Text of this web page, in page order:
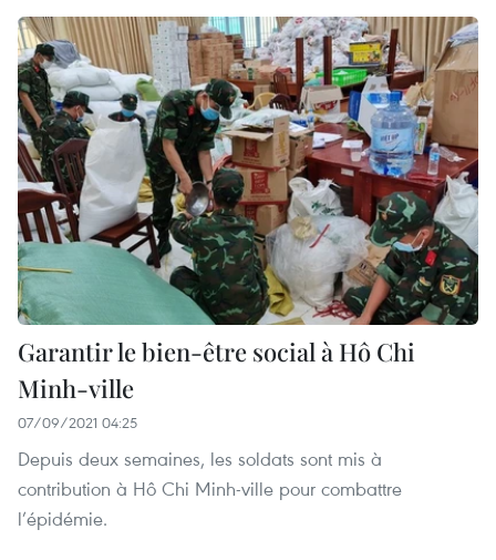
Garantir le bien-être social à Hô Chi
Minh-ville
07/09/2021 04:25
Depuis deux semaines, les soldats sont mis à
contribution à Hô Chi Minh-ville pour combattre
l’épidémie.